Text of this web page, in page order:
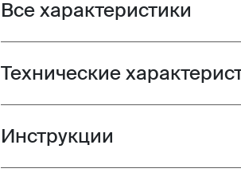
Toggle features
Все характеристики
Toggle techspec
Технические
Toggle guides and instructions
Инструкции